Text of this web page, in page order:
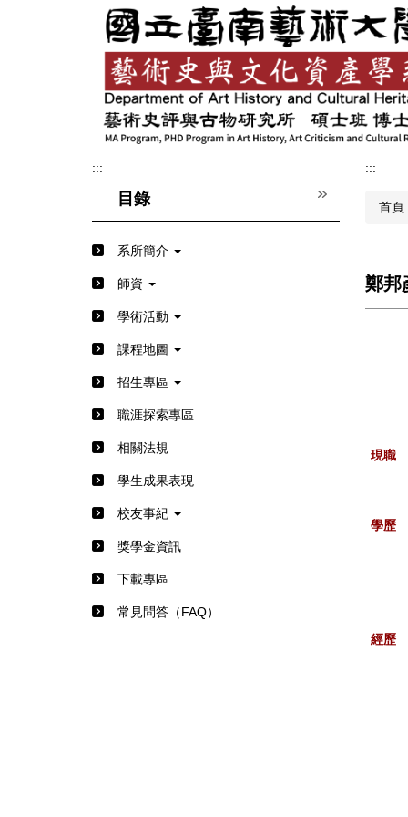
:::
目錄
系所簡介
師資
學術活動
課程地圖
招生專區
職涯探索專區
相關法規
學生成果表現
校友事紀
獎學金資訊
下載專區
常見問答（FAQ）
:::
首頁
鄭邦
現職
學歷
經歷